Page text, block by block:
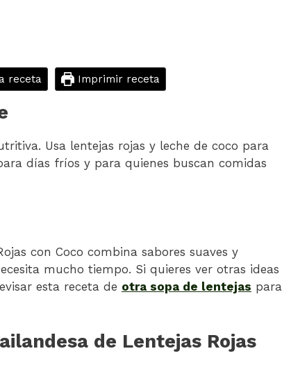
receta Imprimir receta
Usa lentejas rojas y leche de coco para
días fríos y para quienes buscan comidas
con Coco combina sabores suaves y
mucho tiempo. Si quieres ver otras ideas
esta receta de otra sopa de lentejas para
de Lentejas Rojas